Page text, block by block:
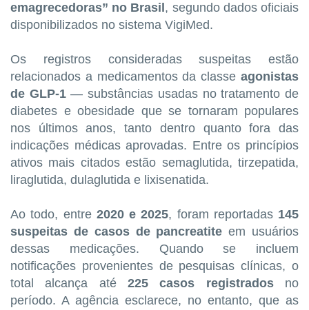
emagrecedoras” no Brasil , segundo dados oficiais
disponibilizados no sistema VigiMed.
Os registros consideradas suspeitas estão
relacionados a medicamentos da classe agonistas
de GLP‑1— substâncias usadas no tratamento de
diabetes e obesidade que se tornaram populares
nos últimos anos, tanto dentro quanto fora das
indicações médicas aprovadas. Entre os princípios
ativos mais citados estão semaglutida, tirzepatida,
liraglutida, dulaglutida e lixisenatida.
Ao todo, entre 2020 e 2025, foram reportadas 145
suspeitas de casos de pancreatite em usuários
dessas medicações. Quando se incluem
notificações provenientes de pesquisas clínicas, o
total alcança até 225 casos registradosno
período. A agência esclarece, no entanto, que as